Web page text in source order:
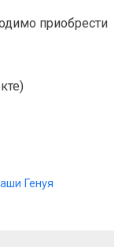
приобрести
Генуя